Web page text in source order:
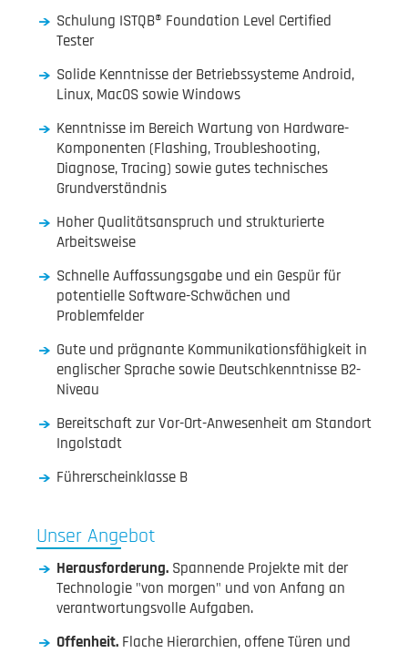
Schulung ISTQB® Foundation Level Certified
Tester
Solide Kenntnisse der Betriebssysteme Android,
Linux, MacOS sowie Windows
Kenntnisse im Bereich Wartung von Hardware-
Komponenten (Flashing, Troubleshooting,
Diagnose, Tracing) sowie gutes technisches
Grundverständnis
Hoher Qualitätsanspruch und strukturierte
Arbeitsweise
Schnelle Auffassungsgabe und ein Gespür für
potentielle Software-Schwächen und
Problemfelder
Gute und prägnante Kommunikationsfähigkeit in
englischer Sprache sowie Deutschkenntnisse B2-
Niveau
Bereitschaft zur Vor-Ort-Anwesenheit am Standort
Ingolstadt
Führerscheinklasse B
Unser Angebot
Herausforderung. Spannende Projekte mit der
Technologie "von morgen" und von Anfang an
verantwortungsvolle Aufgaben.
Offenheit. Flache Hierarchien, offene Türen und